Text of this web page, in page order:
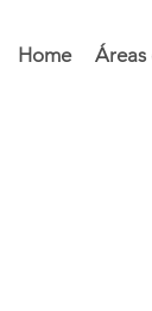
Home Áreas